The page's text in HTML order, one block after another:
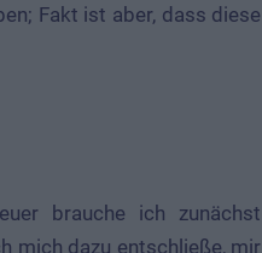
Fakt ist aber, dass diese
brauche ich zunächst
mich dazu entschließe, mir